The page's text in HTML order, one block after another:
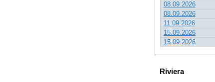
08.09.2026
08.09.2026
11.09.2026
15.09.2026
15.09.2026
Riviera